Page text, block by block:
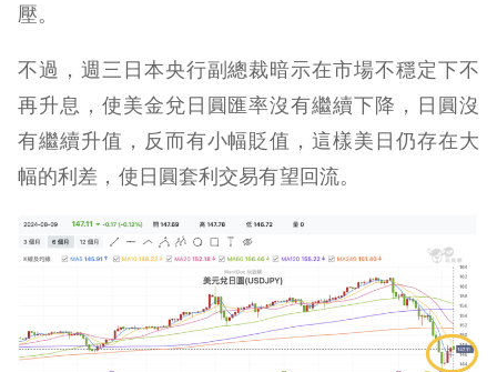
壓。
不過，週三日本央行副總裁暗示在市場不穩定下不
再升息，使美金兌日圓匯率沒有繼續下降，日圓沒
有繼續升值，反而有小幅貶值，這樣美日仍存在大
幅的利差，使日圓套利交易有望回流。